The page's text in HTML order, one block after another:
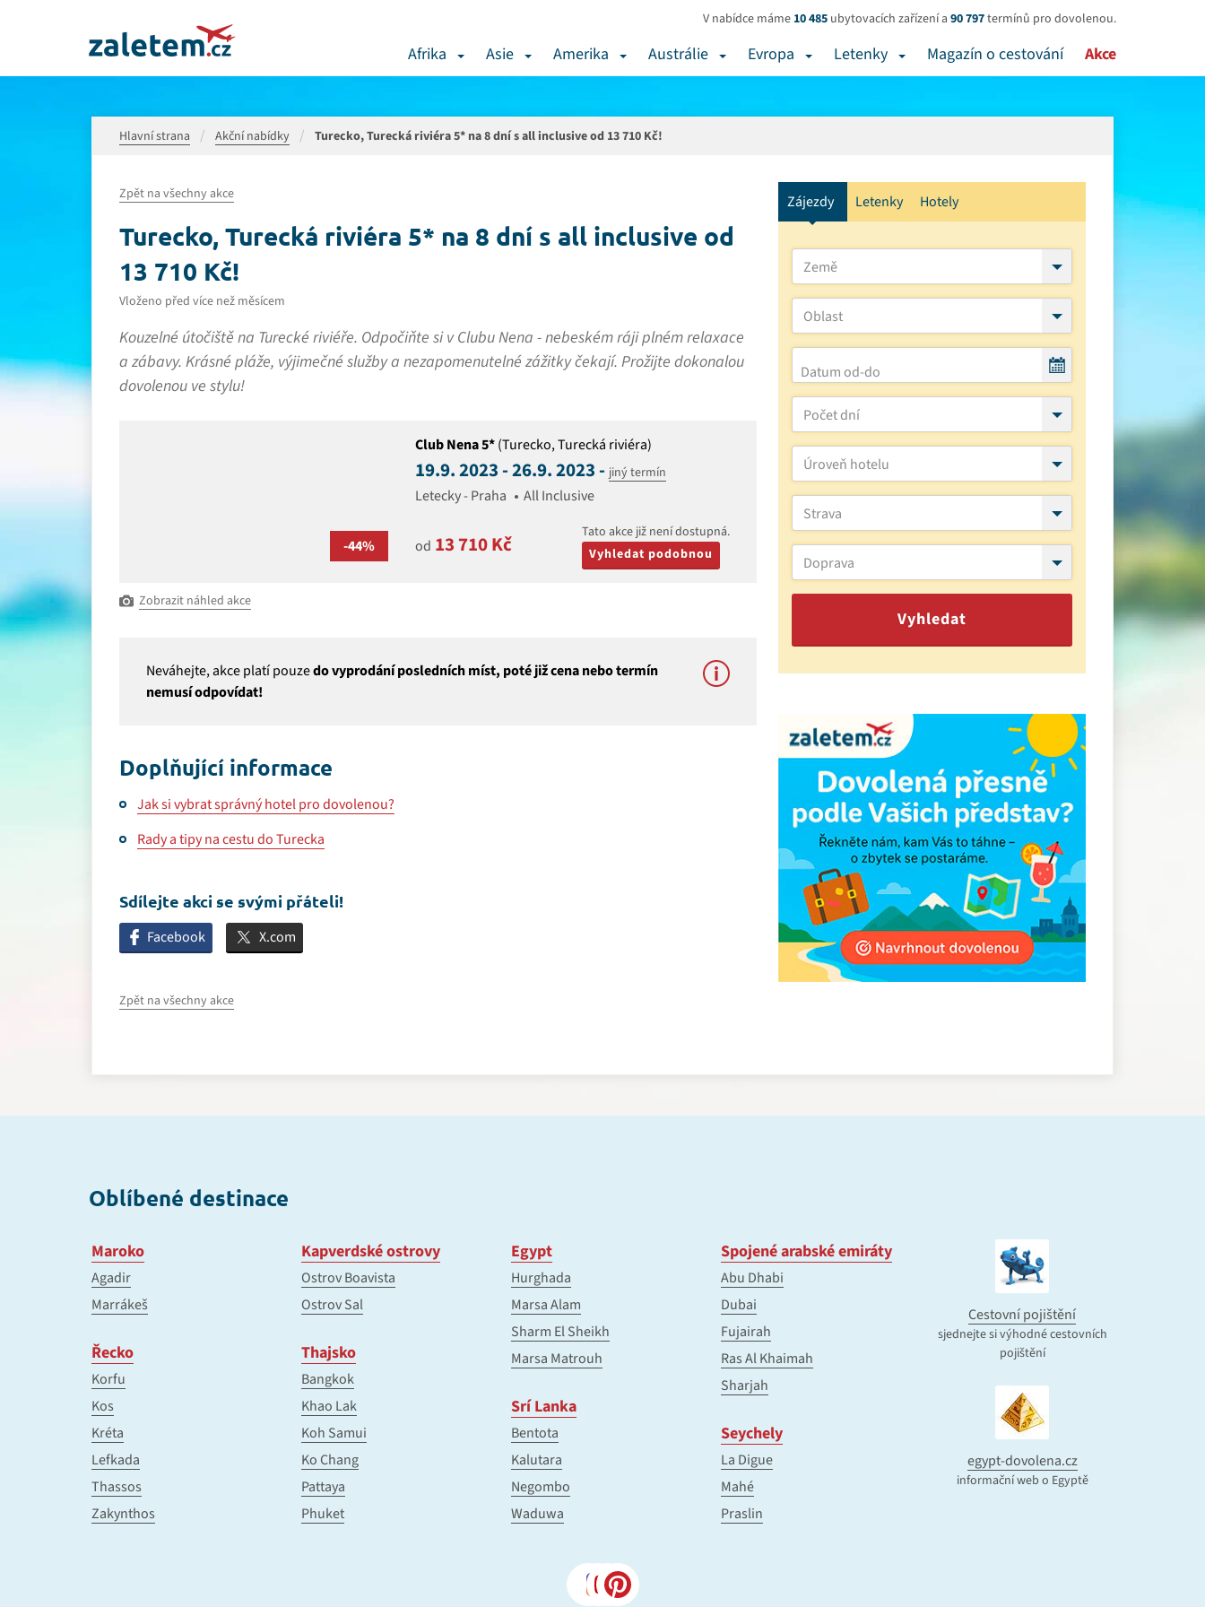
V nabídce máme 10 485 ubytovacích zařízení a 90 797termínů pro dovolenou.
Afrika Asie Amerika Austrálie Evropa Letenky Magazín o cestování Akce
Hlavní strana Akční nabídky Turecko, Turecká riviéra 5* na 8 dní s all inclusive od 13 710 Kč!
Zpět na všechny akce
Turecko, Turecká riviéra 5* na 8 dní s all inclusive od
13 710 Kč!
Vloženo před více než měsícem
Kouzelné útočiště na Turecké riviéře. Odpočiňte si v Clubu Nena - nebeském ráji plném relaxace
a zábavy. Krásné pláže, výjimečné služby a nezapomenutelné zážitky čekají. Prožijte dokonalou
dovolenou ve stylu!
-44%
Club Nena 5*(Turecko, Turecká riviéra)
19.9. 2023 - 26.9. 2023 - jiný termín
Letecky - Praha All Inclusive
od 13 710 Kč
Tato akce již není dostupná.
Vyhledat podobnou
Zobrazit náhled akce
Neváhejte, akce platí pouzedo vyprodání posledních míst, poté již cena nebo termín
nemusí odpovídat!
Doplňující informace
Jak si vybrat správný hotel pro dovolenou?
Rady a tipy na cestu do Turecka
Sdílejte akci se svými přáteli!
Facebook X.com
Zpět na všechny akce
Zájezdy Letenky Hotely
Země
Oblast
Počet dní
Úroveň hotelu
Strava
Doprava
Vyhledat
Oblíbené destinace
Maroko
Agadir
Marrákeš
Řecko
Korfu
Kos
Kréta
Lefkada
Thassos
Zakynthos
Kapverdské ostrovy
Ostrov Boavista
Ostrov Sal
Thajsko
Bangkok
Khao Lak
Koh Samui
Ko Chang
Pattaya
Phuket
Egypt
Hurghada
Marsa Alam
Sharm El Sheikh
Marsa Matrouh
Srí Lanka
Bentota
Kalutara
Negombo
Waduwa
Spojené arabské emiráty
Abu Dhabi
Dubai
Fujairah
Ras Al Khaimah
Sharjah
Seychely
La Digue
Mahé
Praslin
Cestovní pojištění
sjednejte si výhodné cestovních
pojištění
egypt-dovolena.cz
informační web o Egyptě